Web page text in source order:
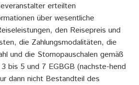
erteilten
über wesentliche
den Reisepreis und
die Zahlungsmodalitäten, die
und die Stornopauschalen gemäß
bis 5 und 7 EGBGB (nachste-hend
dann nicht Bestandteil des